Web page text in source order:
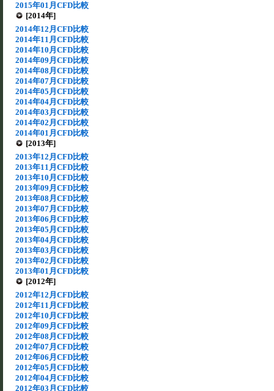
2015年01月CFD比較
[2014年]
2014年12月CFD比較
2014年11月CFD比較
2014年10月CFD比較
2014年09月CFD比較
2014年08月CFD比較
2014年07月CFD比較
2014年05月CFD比較
2014年04月CFD比較
2014年03月CFD比較
2014年02月CFD比較
2014年01月CFD比較
[2013年]
2013年12月CFD比較
2013年11月CFD比較
2013年10月CFD比較
2013年09月CFD比較
2013年08月CFD比較
2013年07月CFD比較
2013年06月CFD比較
2013年05月CFD比較
2013年04月CFD比較
2013年03月CFD比較
2013年02月CFD比較
2013年01月CFD比較
[2012年]
2012年12月CFD比較
2012年11月CFD比較
2012年10月CFD比較
2012年09月CFD比較
2012年08月CFD比較
2012年07月CFD比較
2012年06月CFD比較
2012年05月CFD比較
2012年04月CFD比較
2012年03月CFD比較